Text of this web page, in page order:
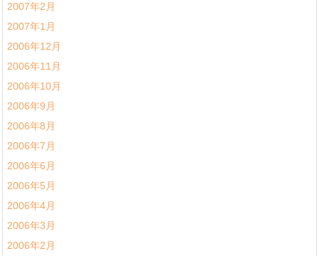
2007年2月
2007年1月
2006年12月
2006年11月
2006年10月
2006年9月
2006年8月
2006年7月
2006年6月
2006年5月
2006年4月
2006年3月
2006年2月